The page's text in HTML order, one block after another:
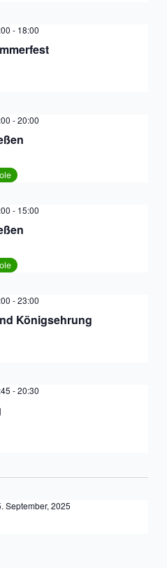
- 18:00
-20:00
- 15:00
Königsehrung
-23:00
-20:30
September, 2025